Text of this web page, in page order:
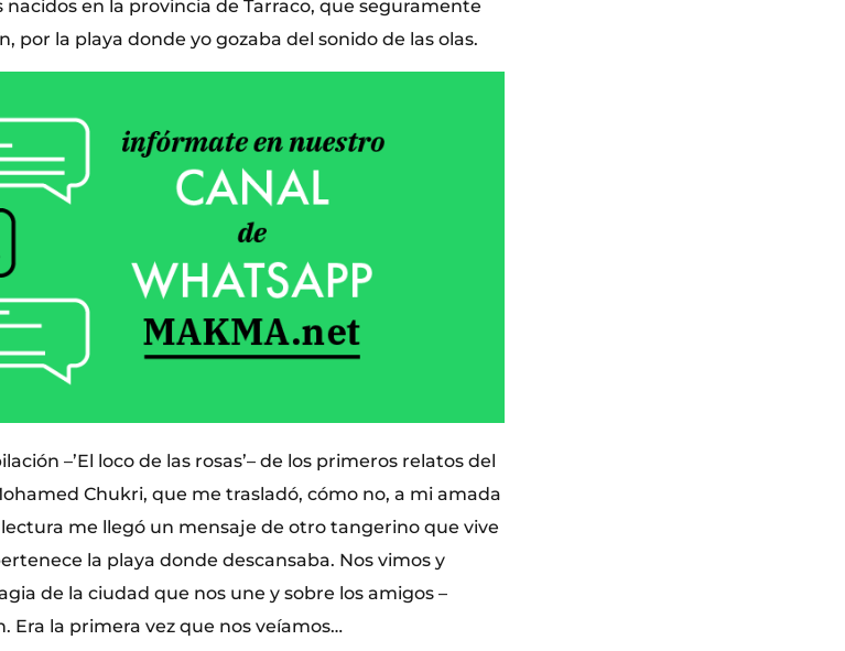
en la provincia de Tarraco, que seguramente
por la playa donde yo gozaba del sonido de las olas.
–’El loco de las rosas’– de los primeros relatos del
Chukri, que me trasladó, cómo no, a mi amada
me llegó un mensaje de otro tangerino que vive
la playa donde descansaba. Nos vimos y
de la ciudad que nos une y sobre los amigos –
Era la primera vez que nos veíamos…